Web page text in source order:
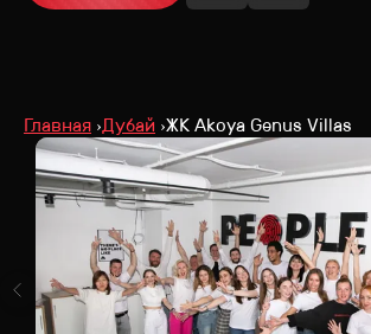
Главная Дубай ЖК Akoya Genus Villas